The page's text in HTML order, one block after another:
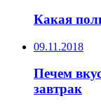
Какая
09.11.2018
Печем
завтрак